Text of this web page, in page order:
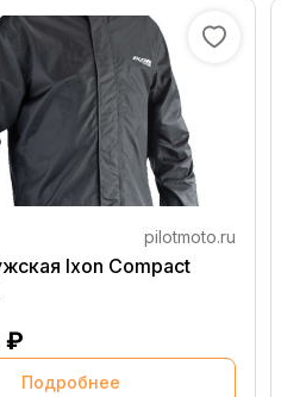
pilotmoto.ru
Ixon Compact
₽
Подробнее